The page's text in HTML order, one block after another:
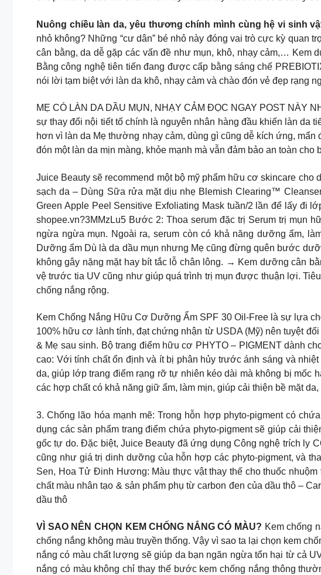
Nuông chiều làn da, yêu thương chính mình cùng hệ vi sinh
nhỏ không? Những “cư dân” bé nhỏ này đóng vai trò cực kỳ quan
cân bằng, da dễ gặp các vấn đề như mụn, khô, nhạy cảm,… Kem
Bằng công nghệ tiên tiến đang được cấp bằng sáng chế
nói lời tạm biệt với làn da khô, nhạy cảm và chào đón vẻ đẹp rạng
MẸ CÓ LÀN DA DẦU MỤN, NHẠY CẢM ĐỌC NGAY POST NÀY
sự thay đổi nội tiết tố chính là nguyên nhân hàng đầu khiến làn da
hơn vì làn da Mẹ thường nhạy cảm, dùng gì cũng dễ kích ứng,
đón một làn da mịn màng, khỏe mạnh mà vẫn đảm bảo an toàn cho
Juice Beauty sẽ recommend một bộ mỹ phẩm hữu cơ skincare
sạch da – Dùng Sữa rửa mặt dịu nhẹ Blemish Clearing™
Green Apple Peel Sensitive Exfoliating Mask tuần/2 lần để lấy đi
shopee.vn?3MMzLu5 Bước 2: Thoa serum đặc trị Serum trị mụn
ngừa ngừa mụn. Ngoài ra, serum còn có khả năng dưỡng ẩm,
Dưỡng ẩm Dù là da dầu mụn nhưng Mẹ cũng đừng quên bước
không gây nặng mặt hay bít tắc lỗ chân lông. → Kem dưỡng cân
vệ trước tia UV cũng như giúp quá trình trị mụn được thuận lợi.
chống nắng rộng.
Kem Chống Nắng Hữu Cơ Dưỡng Ẩm SPF 30 Oil-Free là sự lựa
100% hữu cơ lành tính, đạt chứng nhận từ USDA (Mỹ) nên tuyệt
& Mẹ sau sinh. Bộ trang điểm hữu cơ PHYTO – PIGMENT dành
cao: Với tính chất ổn định và ít bị phân hủy trước ánh sáng và
da, giúp lớp trang điểm rạng rỡ tự nhiên kéo dài mà không bị mốc
các hợp chất có khả năng giữ ẩm, làm mịn, giúp cải thiện bề mặt
3. Chống lão hóa mạnh mẽ: Trong hỗn hợp phyto-pigment có
dụng các sản phẩm trang điểm chứa phyto-pigment sẽ giúp cải
gốc tự do. Đặc biệt, Juice Beauty đã ứng dụng Công nghệ trích ly
cũng như giá trị dinh dưỡng của hỗn hợp các phyto-pigment, và
Sen, Hoa Tử Đinh Hương: Màu thực vật thay thế cho thuốc
chất màu nhân tạo & sản phẩm phụ từ carbon đen của dầu thô –
dầu thô
VÌ SAO NÊN CHỌN KEM CHỐNG NẮNG CÓ MÀU? Kem chống
chống nắng không màu truyền thống. Vậy vì sao ta lại chọn kem
nắng có màu chất lượng sẽ giúp da bạn ngăn ngừa tổn hại từ cả
nắng có màu không chỉ thay thế bước kem chống nắng thông